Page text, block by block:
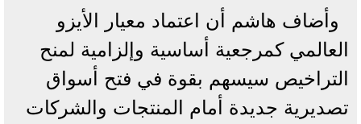
وأضاف هاشم أن اعتماد معيار الأيزو
العالمي كمرجعية أساسية وإلزامية لمنح
التراخيص سيسهم بقوة في فتح أسواق
تصديرية جديدة أمام المنتجات والشركات